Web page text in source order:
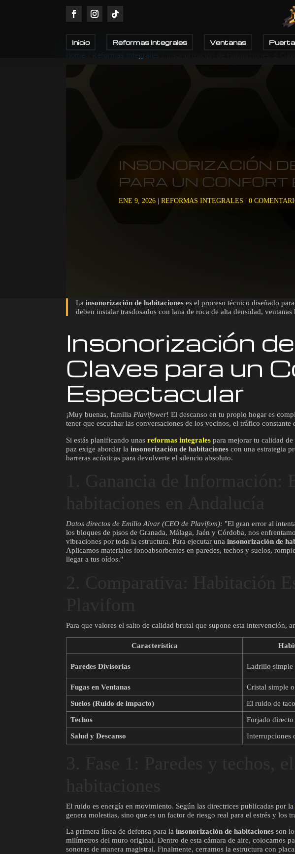
Inicio Reformas Integrales Ventanas
Home Reformas Integrales
INSONORIZACIÓN
PARA UN CONFORT
ENE 9, 2026 |REFORMAS INTEGRALES |0
La insonorización de habitacioneses el proceso técnico diseñado
deben instalar trasdosados con lana de roca de alta densidad,
Insonorización
Claves para un
Espectacular
¡Muy buenas, familia Plavifower! El descanso en tu propio hogar es
tener que escuchar las conversaciones de los vecinos, el tráfico
Si estás planificando unasreformas integrales para mejorar tu calidad
paz exige abordar lainsonorización de habitaciones con una estrategia
barreras acústicas para devolverte el silencio absoluto.
Datos directos de Emilio Aivar (CEO de Plavifom): "El gran error al
los bloques de pisos de Granada, Málaga, Jaén y Córdoba, nos
vibraciones por toda la estructura. Para ejecutar unainsonorización de
Aplicamos materiales fonoabsorbentes en paredes, techos y suelos,
llegar a tus oídos."
Para que valores el salto de calidad brutal que supone esta intervención,
Característica
Paredes Divisorias Ladrillo simple
Fugas en Ventanas
Cristal simple
Suelos (Ruido de impacto)
El ruido de
Techos
Forjado directo
Salud y Descanso
Interrupciones
El ruido es energía en movimiento. Según las directrices publicadas por
genera molestias, sino que es un factor de riesgo real para el estrés y los
La primera línea de defensa para lainsonorización de habitaciones son
milímetros del muro original. Dentro de esta cámara de aire, colocamos
sonoras de manera magistral. Finalmente, cerramos la estructura con